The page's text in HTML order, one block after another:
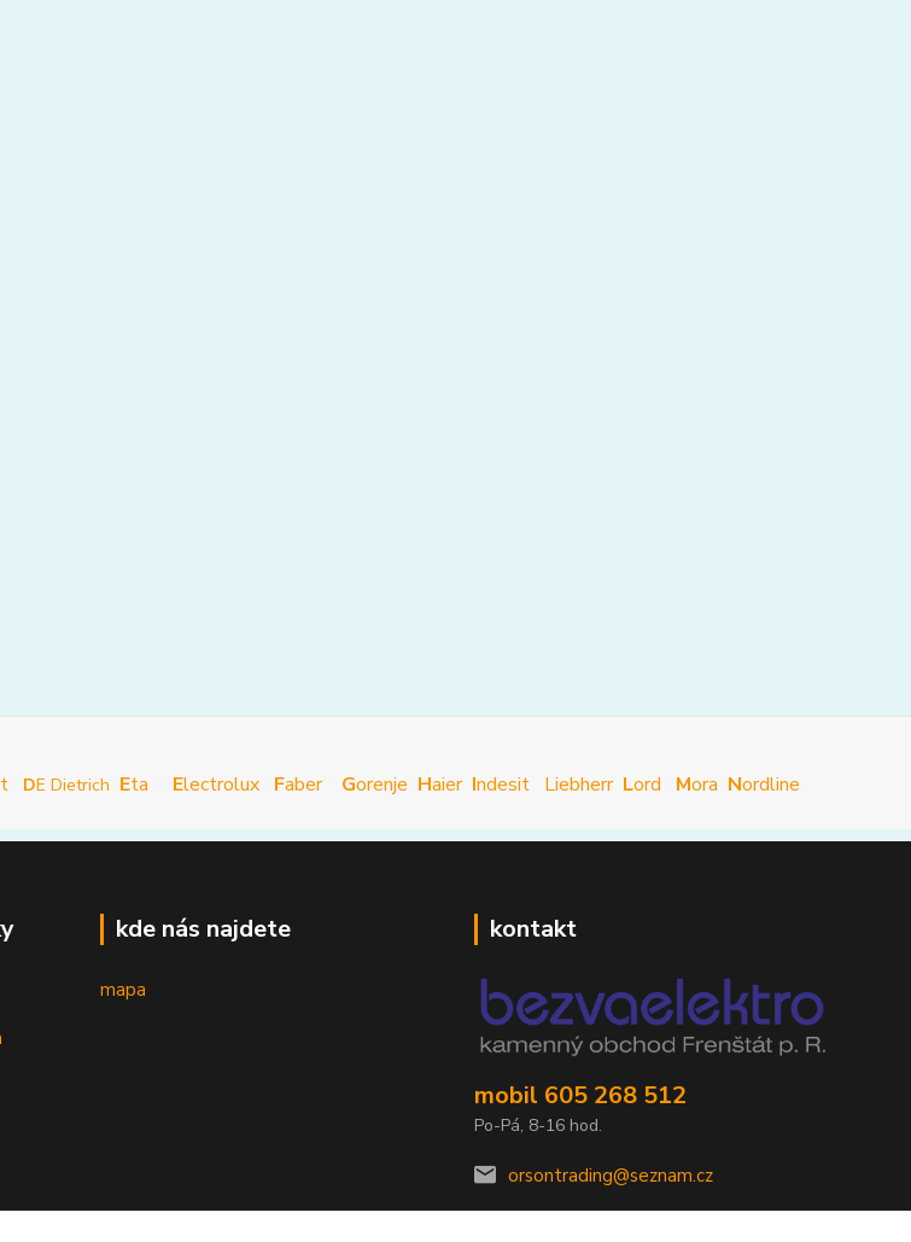
DE Dietrich Eta Electrolux Faber Gorenje Haier Indesit Liebherr Lord Mora Nordline
kde nás najdete
mapa
kontakt
mobil 605 268 512
Po-Pá, 8-16 hod.
orsontrading@seznam.cz